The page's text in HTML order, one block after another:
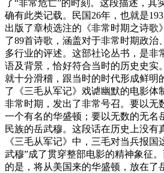
了“非常危亡”的时刻。这段描述，其
确有此类记载。民国26年，也就是
出版了章桢选注的《非常时期之诗歌
了89首诗歌，涵盖对于非常时期政治
多行业的评述。这部社论丛书，是非
语及背景，恰好符合当时的历史史实
就十分滑稽，跟当时的时代形成鲜明
了《三毛从军记》戏谑幽默的电影体
非常时期，发出了非常号召。要以无
一个有名的华盛顿；要以无数的无名
民族的岳武穆。这段话在历史上没有
《三毛从军记》中，三毛对当兵报国
武穆”成了贯穿整部电影的精神象征
的是，将从美国来的华盛顿，放在了